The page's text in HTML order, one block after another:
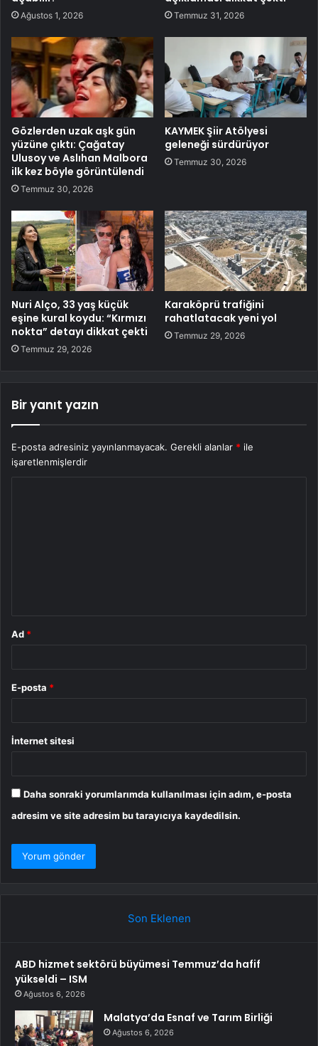
Ağustos 1, 2026 Temmuz 31, 2026
Gözlerden uzak aşk gün
yüzüne çıktı: Çağatay
Ulusoy ve Aslıhan Malbora
ilk kez böyle görüntülendi
Temmuz 30, 2026
KAYMEK Şiir Atölyesi
geleneği sürdürüyor
Temmuz 30, 2026
Nuri Alço, 33 yaş küçük
eşine kural koydu: “Kırmızı
nokta” detayı dikkat çekti
Temmuz 29, 2026
Karaköprü trafiğini
rahatlatacak yeni yol
Temmuz 29, 2026
Bir yanıt yazın
E-posta adresiniz yayınlanmayacak. Gerekli alanlar * ile
işaretlenmişlerdir
Ad *
E-posta *
İnternet sitesi
Daha sonraki yorumlarımda kullanılması için adım, e-posta
adresim ve site adresim bu tarayıcıya kaydedilsin.
Son Eklenen
ABD hizmet sektörü büyümesi Temmuz’da hafif
yükseldi – ISM
Ağustos 6, 2026
Malatya’da Esnaf ve Tarım Birliği
Ağustos 6, 2026